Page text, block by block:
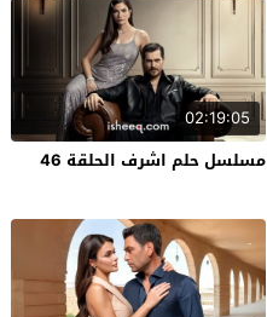
02:19:05
مسلسل حلم اشرف الحلقة 46